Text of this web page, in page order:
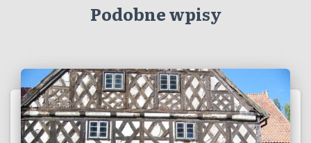
Podobne wpisy